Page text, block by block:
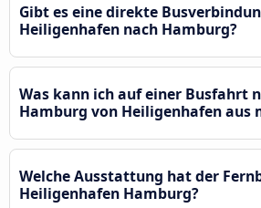
Gibt es eine direkte
Heiligenhafen nach Hamburg?
Was kann ich auf einer Busfahrt
Hamburg von Heiligenhafen aus
Welche Ausstattung hat der
Heiligenhafen Hamburg?